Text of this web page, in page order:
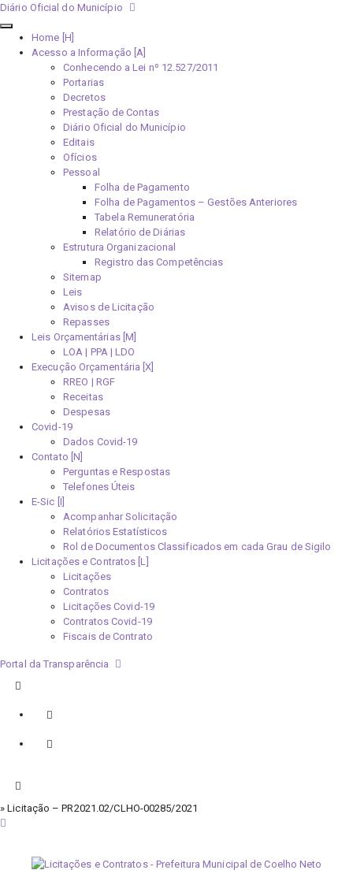
Diário Oficial do Município
Home [H]
Acesso a Informação [A]
Conhecendo a Lei nº 12.527/2011
Portarias
Decretos
Prestação de Contas
Diário Oficial do Município
Editais
Ofícios
Pessoal
Folha de Pagamento
Folha de Pagamentos – Gestões Anteriores
Tabela Remuneratória
Relatório de Diárias
Estrutura Organizacional
Registro das Competências
Sitemap
Leis
Avisos de Licitação
Repasses
Leis Orçamentárias [M]
LOA | PPA | LDO
Execução Orçamentária [X]
RREO | RGF
Receitas
Despesas
Covid-19
Dados Covid-19
Contato [N]
Perguntas e Respostas
Telefones Úteis
E-Sic [I]
Acompanhar Solicitação
Relatórios Estatísticos
Rol de Documentos Classificados em cada Grau de Sigilo
Licitações e Contratos [L]
Licitações
Contratos
Licitações Covid-19
Contratos Covid-19
Fiscais de Contrato
Portal da Transparência
» Licitação – PR2021.02/CLHO-00285/2021